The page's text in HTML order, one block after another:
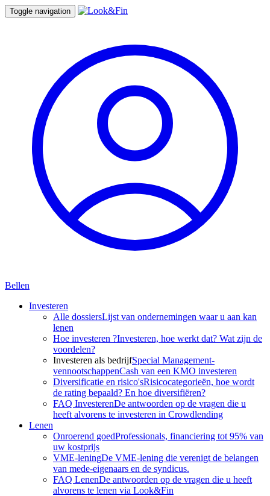
Toggle navigation
Bellen
Investeren
Alle dossiersLijst van ondernemingen waar u aan kan
lenen
Hoe investeren ?Investeren, hoe werkt dat? Wat zijn de
voordelen?
Investeren als bedrijfSpecial Management-
vennootschappenCash van een KMO investeren
Diversificatie en risico'sRisicocategorieën, hoe wordt
de rating bepaald? En hoe diversifiëren?
FAQ InvesterenDe antwoorden op de vragen die u
heeft alvorens te investeren in Crowdlending
Lenen
Onroerend goedProfessionals, financiering tot 95% van
uw kostprijs
VME-leningDe VME-lening die verenigt de belangen
van mede-eigenaars en de syndicus.
FAQ LenenDe antwoorden op de vragen die u heeft
alvorens te lenen via Look&Fin